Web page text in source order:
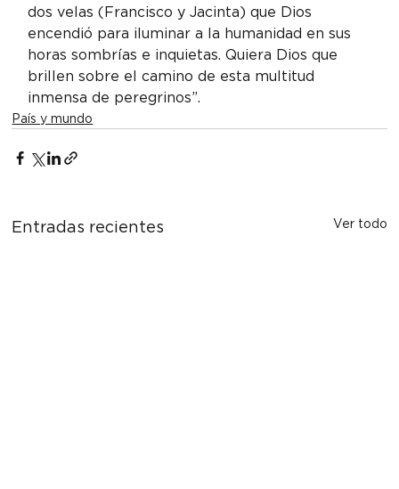
dos velas (Francisco y Jacinta) que Dios
encendió para iluminar a la humanidad en sus
horas sombrías e inquietas. Quiera Dios que
brillen sobre el camino de esta multitud
inmensa de peregrinos”.
País y mundo
Entradas recientes Ver todo